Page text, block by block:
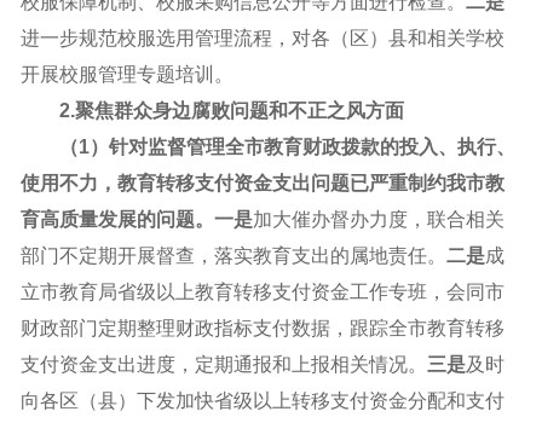
进一步规范校服选用管理流程，对各（区）县和相关学校
开展校服管理专题培训。
2.聚焦群众身边腐败问题和不正之风方面
（1）针对监督管理全市教育财政拨款的投入、执行、
使用不力，教育转移支付资金支出问题已严重制约我市教
育高质量发展的问题。 一是加大催办督办力度，联合相关
部门不定期开展督查，落实教育支出的属地责任。 二是成
立市教育局省级以上教育转移支付资金工作专班，会同市
财政部门定期整理财政指标支付数据，跟踪全市教育转移
支付资金支出进度，定期通报和上报相关情况。 三是及时
向各区（县）下发加快省级以上转移支付资金分配和支付